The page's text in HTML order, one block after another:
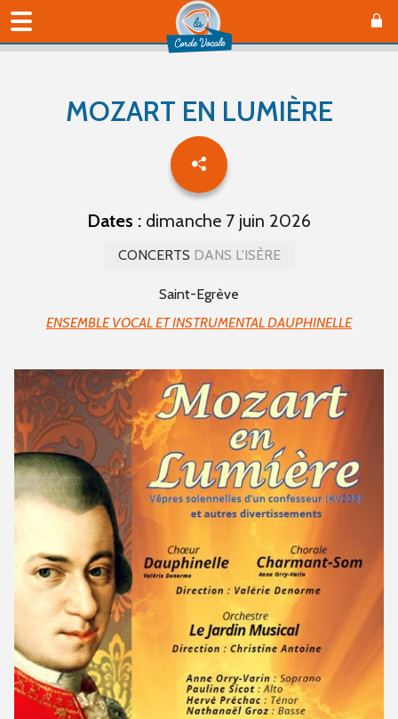
MOZART EN LUMIÈRE
Dates : dimanche 7 juin 2026
CONCERTS DANS L'ISÈRE
Saint-Egrève
ENSEMBLE VOCAL ET INSTRUMENTAL DAUPHINELLE